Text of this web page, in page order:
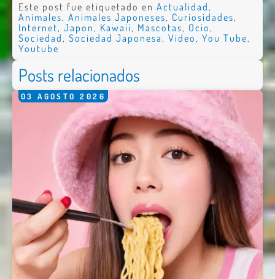
Este post fue etiquetado en Actualidad,
Animales, Animales Japoneses, Curiosidades,
Internet, Japon, Kawaii, Mascotas, Ocio,
Sociedad, Sociedad Japonesa, Video, You Tube,
Youtube
Posts relacionados
03 AGOSTO 2026